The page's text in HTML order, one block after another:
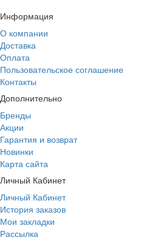
Информация
О компании
Доставка
Оплата
Пользовательское соглашение
Контакты
Дополнительно
Бренды
Акции
Гарантия и возврат
Новинки
Карта сайта
Личный Кабинет
Личный Кабинет
История заказов
Мои закладки
Рассылка